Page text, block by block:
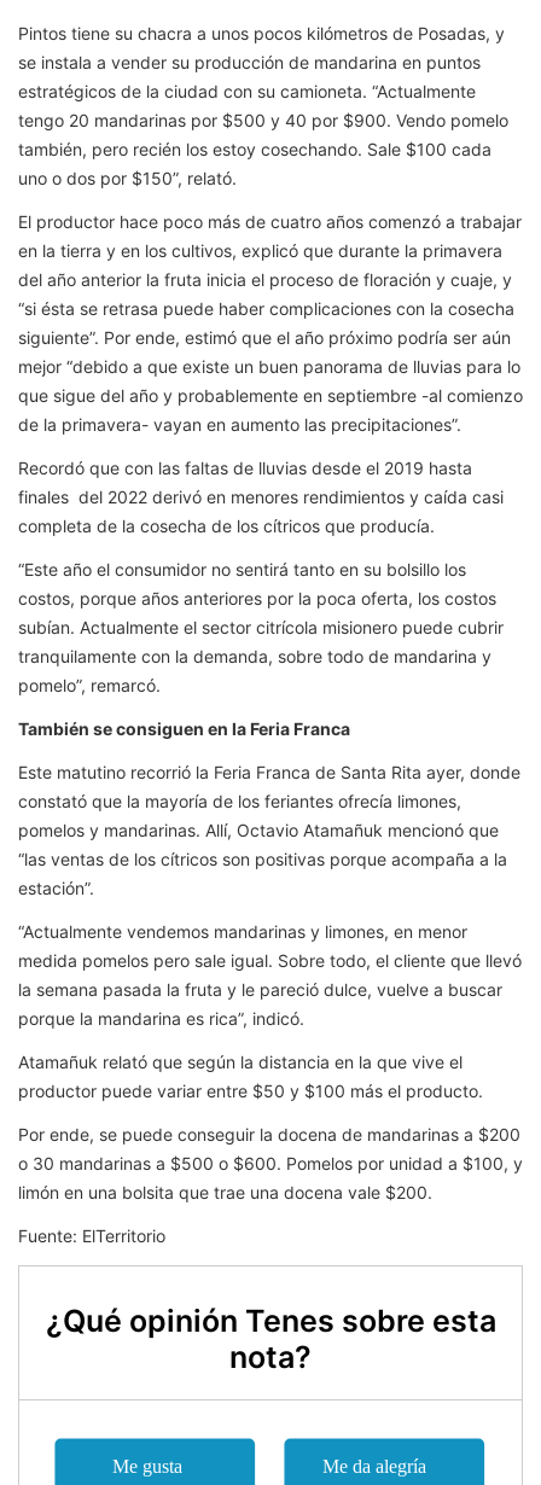
Pintos tiene su chacra a unos pocos kilómetros de Posadas, y
se instala a vender su producción de mandarina en puntos
estratégicos de la ciudad con su camioneta. “Actualmente
tengo 20 mandarinas por $500 y 40 por $900. Vendo pomelo
también, pero recién los estoy cosechando. Sale $100 cada
uno o dos por $150”, relató.
El productor hace poco más de cuatro años comenzó a trabajar
en la tierra y en los cultivos, explicó que durante la primavera
del año anterior la fruta inicia el proceso de floración y cuaje, y
“si ésta se retrasa puede haber complicaciones con la cosecha
siguiente”. Por ende, estimó que el año próximo podría ser aún
mejor “debido a que existe un buen panorama de lluvias para lo
que sigue del año y probablemente en septiembre -al comienzo
de la primavera- vayan en aumento las precipitaciones”.
Recordó que con las faltas de lluvias desde el 2019 hasta
finales del 2022 derivó en menores rendimientos y caída casi
completa de la cosecha de los cítricos que producía.
“Este año el consumidor no sentirá tanto en su bolsillo los
costos, porque años anteriores por la poca oferta, los costos
subían. Actualmente el sector citrícola misionero puede cubrir
tranquilamente con la demanda, sobre todo de mandarina y
pomelo”, remarcó.
También se consiguen en la Feria Franca
Este matutino recorrió la Feria Franca de Santa Rita ayer, donde
constató que la mayoría de los feriantes ofrecía limones,
pomelos y mandarinas. Allí, Octavio Atamañuk mencionó que
“las ventas de los cítricos son positivas porque acompaña a la
estación”.
“Actualmente vendemos mandarinas y limones, en menor
medida pomelos pero sale igual. Sobre todo, el cliente que llevó
la semana pasada la fruta y le pareció dulce, vuelve a buscar
porque la mandarina es rica”, indicó.
Atamañuk relató que según la distancia en la que vive el
productor puede variar entre $50 y $100 más el producto.
Por ende, se puede conseguir la docena de mandarinas a $200
o 30 mandarinas a $500 o $600. Pomelos por unidad a $100, y
limón en una bolsita que trae una docena vale $200.
Fuente: ElTerritorio
¿Qué opinión Tenes sobre esta
nota?